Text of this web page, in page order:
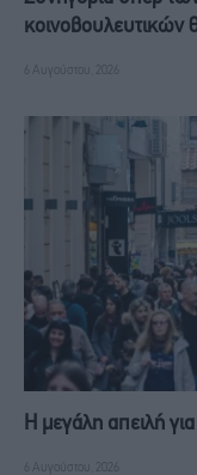
κοινοβουλευτικών
6 Αυγούστου, 2026
Η μεγάλη απειλή
6 Αυγούστου, 2026